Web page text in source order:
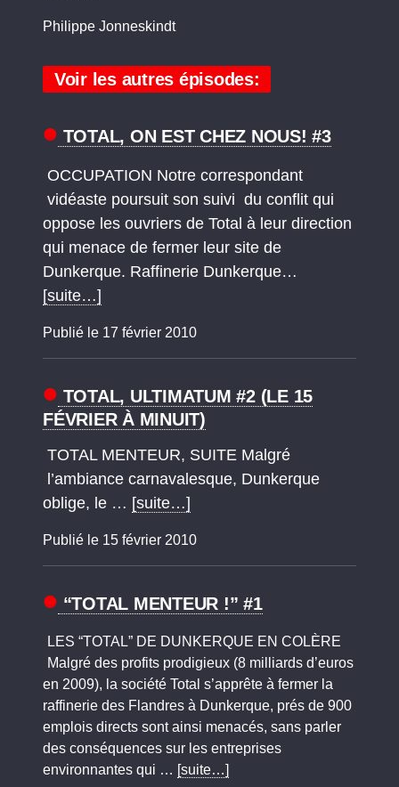
Philippe Jonneskindt
Voir les autres épisodes:
TOTAL, ON EST CHEZ NOUS! #3
OCCUPATION Notre correspondant
vidéaste poursuit son suivi du conflit qui
oppose les ouvriers de Total à leur direction
qui menace de fermer leur site de
Dunkerque. Raffinerie Dunkerque…
[suite…]
Publié le 17 février 2010
TOTAL, ULTIMATUM #2 (LE 15
FÉVRIER À MINUIT)
TOTAL MENTEUR, SUITE Malgré
l’ambiance carnavalesque, Dunkerque
oblige, le … [suite…]
Publié le 15 février 2010
“TOTAL MENTEUR !” #1
LES “TOTAL” DE DUNKERQUE EN COLÈRE
Malgré des profits prodigieux (8 milliards d’euros
en 2009), la société Total s’apprête à fermer la
raffinerie des Flandres à Dunkerque, prés de 900
emplois directs sont ainsi menacés, sans parler
des conséquences sur les entreprises
environnantes qui … [suite…]